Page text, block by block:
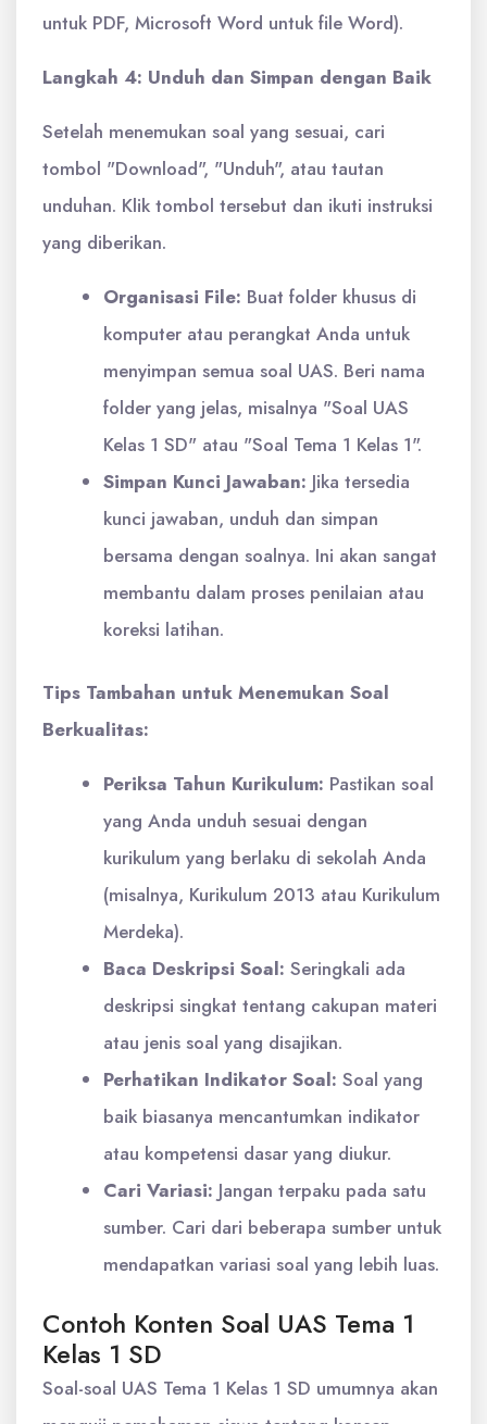
untuk PDF, Microsoft Word untuk file Word).
Langkah 4: Unduh dan Simpan dengan Baik
Setelah menemukan soal yang sesuai, cari
tombol "Download", "Unduh", atau tautan
unduhan. Klik tombol tersebut dan ikuti instruksi
yang diberikan.
Organisasi File: Buat folder khusus di
komputer atau perangkat Anda untuk
menyimpan semua soal UAS. Beri nama
folder yang jelas, misalnya "Soal UAS
Kelas 1 SD" atau "Soal Tema 1 Kelas 1".
Simpan Kunci Jawaban: Jika tersedia
kunci jawaban, unduh dan simpan
bersama dengan soalnya. Ini akan sangat
membantu dalam proses penilaian atau
koreksi latihan.
Tips Tambahan untuk Menemukan Soal
Berkualitas:
Periksa Tahun Kurikulum: Pastikan soal
yang Anda unduh sesuai dengan
kurikulum yang berlaku di sekolah Anda
(misalnya, Kurikulum 2013 atau Kurikulum
Merdeka).
Baca Deskripsi Soal: Seringkali ada
deskripsi singkat tentang cakupan materi
atau jenis soal yang disajikan.
Perhatikan Indikator Soal: Soal yang
baik biasanya mencantumkan indikator
atau kompetensi dasar yang diukur.
Cari Variasi: Jangan terpaku pada satu
sumber. Cari dari beberapa sumber untuk
mendapatkan variasi soal yang lebih luas.
Contoh Konten Soal UAS Tema 1
Kelas 1 SD
Soal-soal UAS Tema 1 Kelas 1 SD umumnya akan